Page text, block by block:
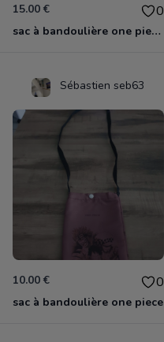
15.00 € 0
sac à bandoulière one piece chopper
Sébastien seb63
10.00 € 0
sac à bandoulière one piece